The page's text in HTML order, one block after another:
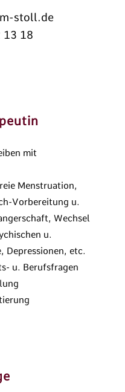
stoll.de
13 18
mit
Menstruation,
Vorbereitung u.
Wechsel
u.
Depressionen, etc.
u. Berufsfragen